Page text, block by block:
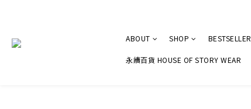
ABOUT SHOP BESTSELLER
永續百貨 HOUSE OF STORY WEAR